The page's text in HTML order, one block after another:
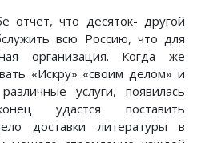
отчет, что десяток- другой
всю Россию, что для
организация. Когда же
«Искру» «своим делом» и
услуги, появилась
удастся поставить
доставки литературы в